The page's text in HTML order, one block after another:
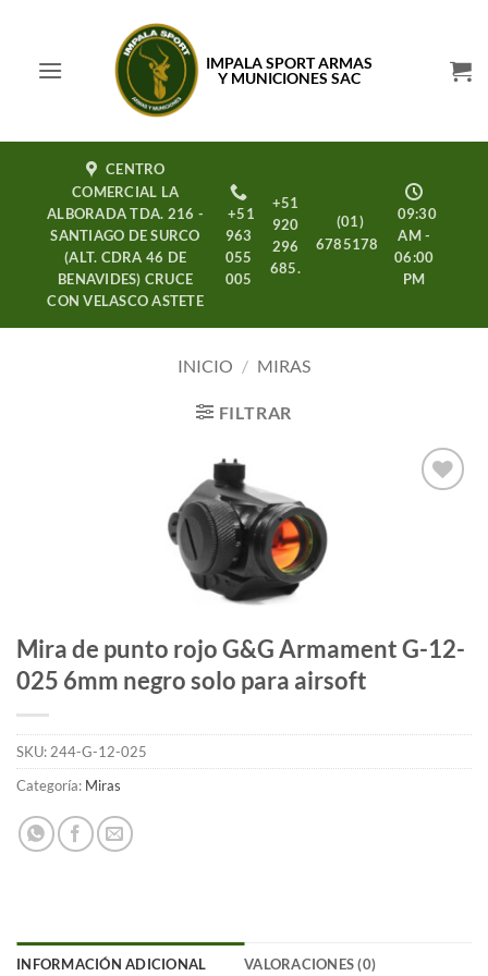
contenido
IMPALA SPORT ARMAS
Y MUNICIONES SAC
CENTRO
COMERCIAL LA
ALBORADA TDA. 216 -
SANTIAGO DE SURCO
(ALT. CDRA 46 DE
BENAVIDES) CRUCE
CON VELASCO ASTETE
09:30
AM -
06:00
PM
+51
963
055
005
+51
920
296
685.
(01)
6785178
INICIO / MIRAS
FILTRAR
Mira de punto rojo G&G Armament G-12-
025 6mm negro solo para airsoft
SKU:244-G-12-025
Categoría: Miras
INFORMACIÓN ADICIONAL VALORACIONES (0)